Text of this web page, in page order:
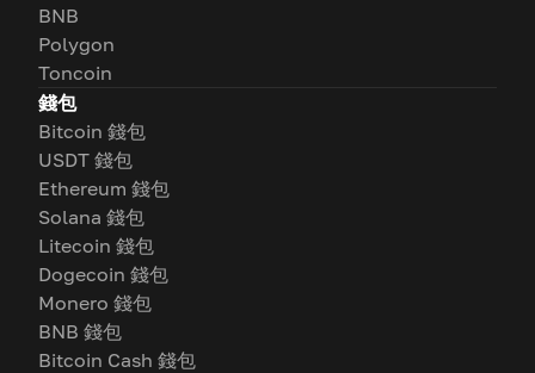
BNB
Polygon
Toncoin
錢包
Bitcoin 錢包
USDT 錢包
Ethereum 錢包
Solana 錢包
Litecoin 錢包
Dogecoin 錢包
Monero 錢包
BNB 錢包
Bitcoin Cash 錢包